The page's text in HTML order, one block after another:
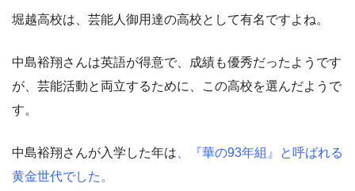
堀越高校は、芸能人御用達の高校として有名ですよね。
中島裕翔さんは英語が得意で、成績も優秀だったようです
が、芸能活動と両立するために、この高校を選んだようで
す。
中島裕翔さんが入学した年は 、『華の93年組』と呼ばれる
黄金世代でした。